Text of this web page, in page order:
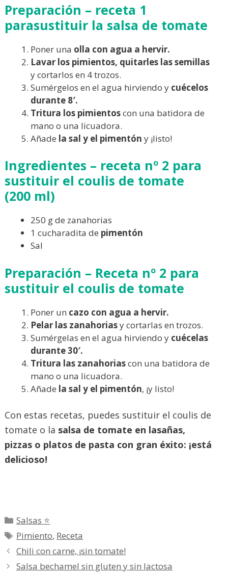
Preparación – receta 1
parasustituir la salsa de tomate
Poner una olla con agua a hervir.
Lavar los pimientos, quitarles las semillas
y cortarlos en 4 trozos.
Sumérgelos en el agua hirviendo y cuécelos
durante 8′.
Tritura los pimientoscon una batidora de
mano o una licuadora.
Añade la sal y el pimentón y ¡listo!
Ingredientes – receta nº 2 para
sustituir el coulis de tomate
(200 ml)
250 g de zanahorias
1 cucharadita de pimentón
Sal
Preparación – Receta nº 2 para
sustituir el coulis de tomate
Poner un cazo con agua a hervir.
Pelar las zanahoriasy cortarlas en trozos.
Sumérgelas en el agua hirviendo y cuécelas
durante 30′.
Tritura las zanahoriascon una batidora de
mano o una licuadora.
Añade la sal y el pimentón, ¡y listo!
Con estas recetas, puedes sustituir el coulis de
tomate o la salsa de tomate en lasañas,
pizzas o platos de pasta con gran éxito: ¡está
delicioso!
Categorías
Salsas ⭐
Etiquetas
Pimiento, Receta
Chili con carne, ¡sin tomate!
Salsa bechamel sin gluten y sin lactosa